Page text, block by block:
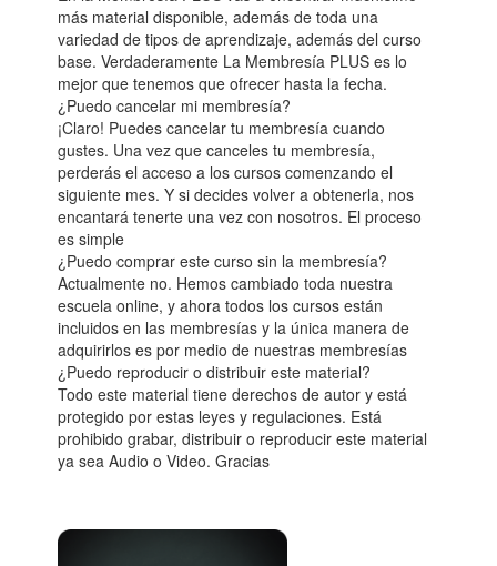
más material disponible, además de toda una
variedad de tipos de aprendizaje, además del curso
base. Verdaderamente La Membresía PLUS es lo
mejor que tenemos que ofrecer hasta la fecha.
¿Puedo cancelar mi membresía?
¡Claro! Puedes cancelar tu membresía cuando
gustes. Una vez que canceles tu membresía,
perderás el acceso a los cursos comenzando el
siguiente mes. Y si decides volver a obtenerla, nos
encantará tenerte una vez con nosotros. El proceso
es simple
¿Puedo comprar este curso sin la membresía?
Actualmente no. Hemos cambiado toda nuestra
escuela online, y ahora todos los cursos están
incluidos en las membresías y la única manera de
adquirirlos es por medio de nuestras membresías
¿Puedo reproducir o distribuir este material?
Todo este material tiene derechos de autor y está
protegido por estas leyes y regulaciones. Está
prohibido grabar, distribuir o reproducir este material
ya sea Audio o Video. Gracias